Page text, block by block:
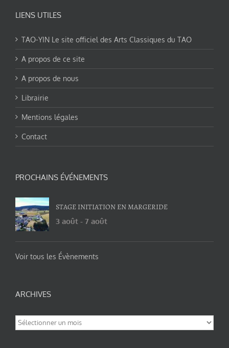
LIENS UTILES
TAO-YIN Le site officiel des Arts Classiques du TAO
A propos de ce site
A propos de nous
Librairie
Mentions légales
Contact
PROCHAINS ÉVÉNEMENTS
STAGE INITIATION EN MARGERIDE
3 août - 7 août
Voir tous les Évènements
ARCHIVES
Archives